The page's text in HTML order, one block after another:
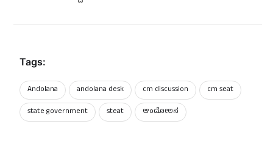
Tags:
Andolana andolana desk cm discussion
cm seat
state government
steat ಆಂದೋಲನ